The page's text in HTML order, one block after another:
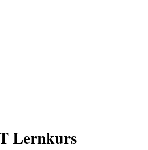
Lernkurs